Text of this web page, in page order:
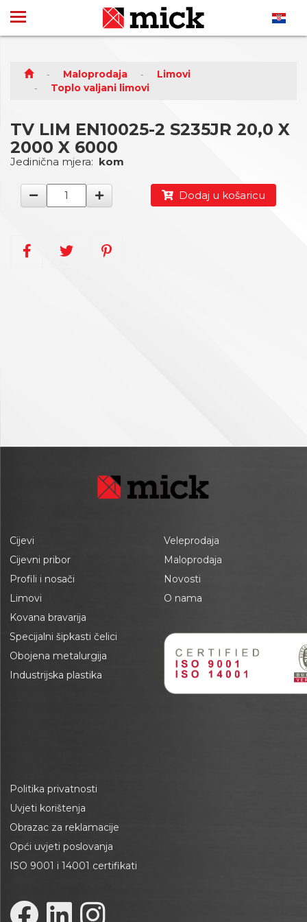
Maloprodaja
Limovi
Toplo valjani limovi
TV LIM EN10025-2 S235JR 20,0 X
2000 X 6000
Jedinična mjera: kom
Dodaj u košaricu
Cijevi
Cijevni pribor
Profili i nosači
Limovi
Kovana bravarija
Specijalni šipkasti čelici
Obojena metalurgija
Industrijska plastika
Veleprodaja
Maloprodaja
Novosti
O nama
Politika privatnosti
Uvjeti korištenja
Obrazac za reklamacije
Opći uvjeti poslovanja
ISO 9001 i 14001 certifikati